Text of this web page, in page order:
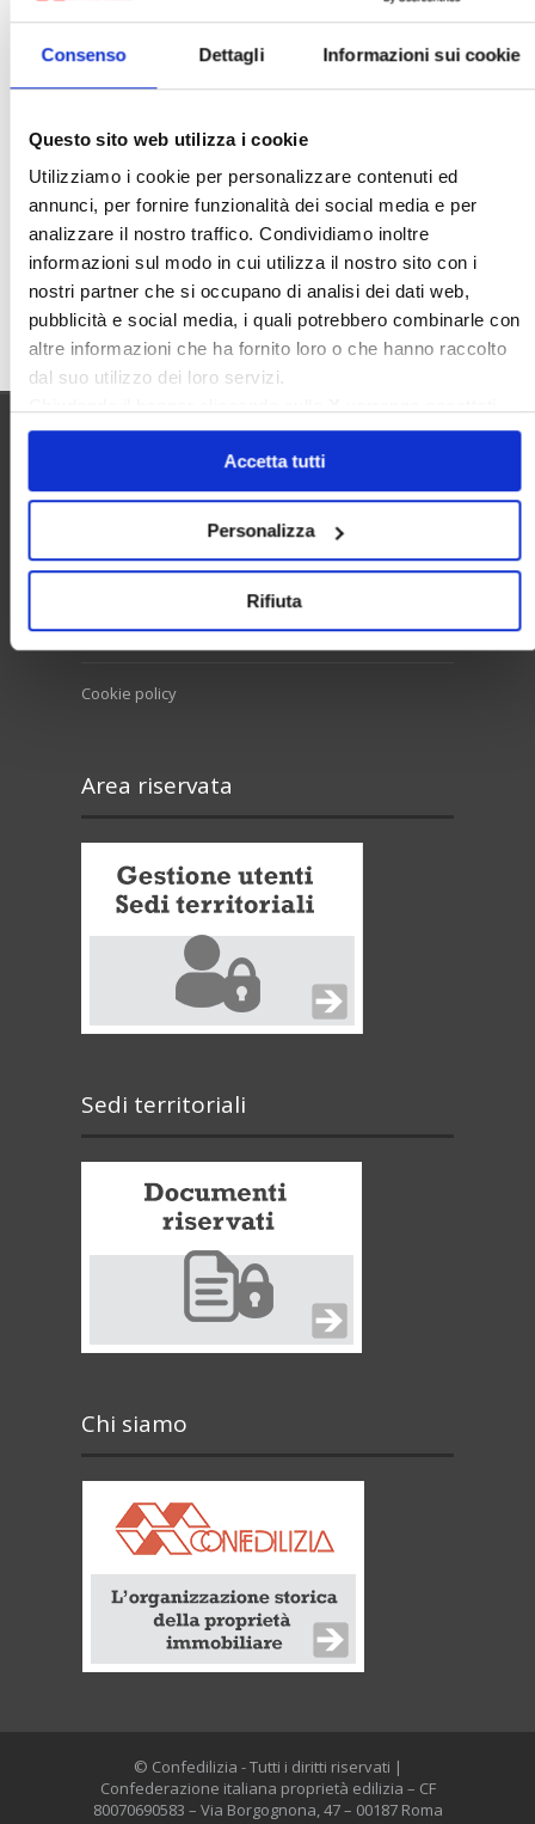
Consenso Dettagli Informazioni sui cookie
Questo sito web utilizza i cookie
Utilizziamo i cookie per personalizzare contenuti ed
annunci, per fornire funzionalità dei social media e per
analizzare il nostro traffico. Condividiamo inoltre
informazioni sul modo in cui utilizza il nostro sito con i
nostri partner che si occupano di analisi dei dati web,
pubblicità e social media, i quali potrebbero combinarle con
altre informazioni che ha fornito loro o che hanno raccolto
dal suo utilizzo dei loro servizi.
solo i cookie necessari.
Accetta tutti
Personalizza
Rifiuta
Nudaproprietà
Prezzi Case
Prima Casa
Proprietari Casa
Ruderi
Sicurezza
Sommerso
Sunia
Trasferimenti
Treviso
Valore Case
Cerca
Cookie policy
Area riservata
Sedi territoriali
Chi siamo
© Confedilizia - Tutti i diritti riservati |
Confederazione italiana proprietà edilizia – CF
80070690583 – Via Borgognona, 47 – 00187 Roma